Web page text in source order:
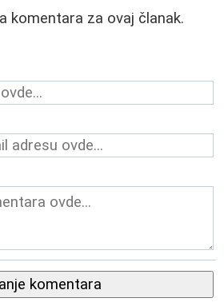
komentara za ovaj članak.
komentara